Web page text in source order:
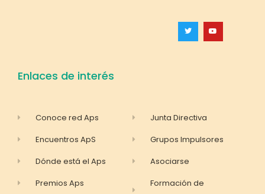
Enlaces de interés
Conoce red Aps
Encuentros ApS
Dónde está el Aps
Premios Aps
Junta Directiva
Grupos Impulsores
Asociarse
Formación de